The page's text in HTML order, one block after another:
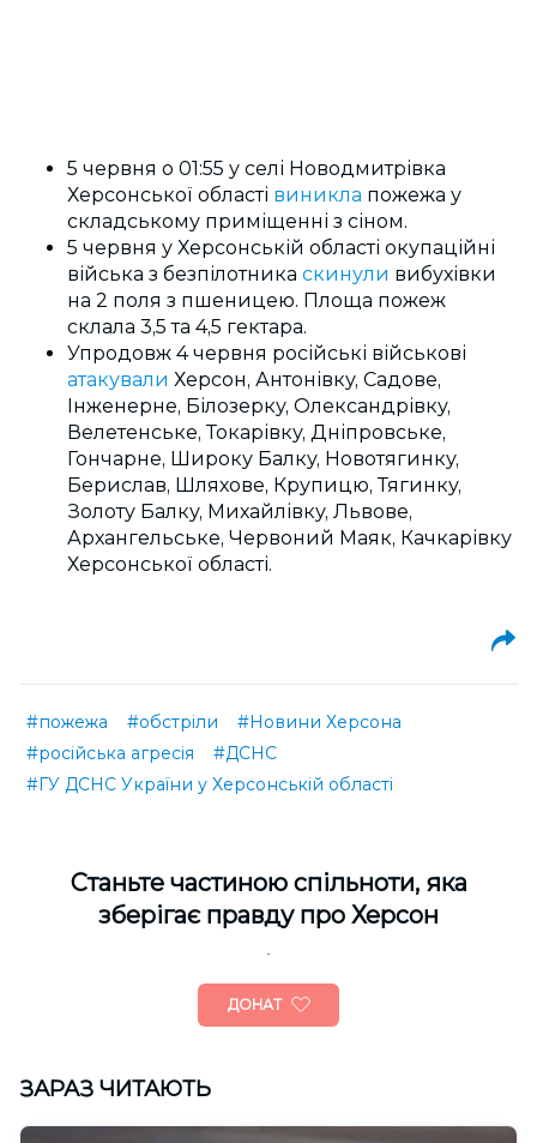
5 червня о 01:55 у селі Новодмитрівка
Херсонської області виникла пожежа у
складському приміщенні з сіном.
5 червня у Херсонській області окупаційні
війська з безпілотника скинули вибухівки
на 2 поля з пшеницею. Площа пожеж
склала 3,5 та 4,5 гектара.
Упродовж 4 червня російські військові
атакували Херсон, Антонівку, Садове,
Інженерне, Білозерку, Олександрівку,
Велетенське, Токарівку, Дніпровське,
Гончарне, Широку Балку, Новотягинку,
Берислав, Шляхове, Крупицю, Тягинку,
Золоту Балку, Михайлівку, Львове,
Архангельське, Червоний Маяк, Качкарівку
Херсонської області.
#пожежа #обстріли
#Новини Херсона
#російська агресія
#ДСНС
#ГУ ДСНС України у Херсонській області
Cтаньте частиною спільноти, яка
зберігає правду про Херсон
ДОНАТ
ЗАРАЗ ЧИТАЮТЬ